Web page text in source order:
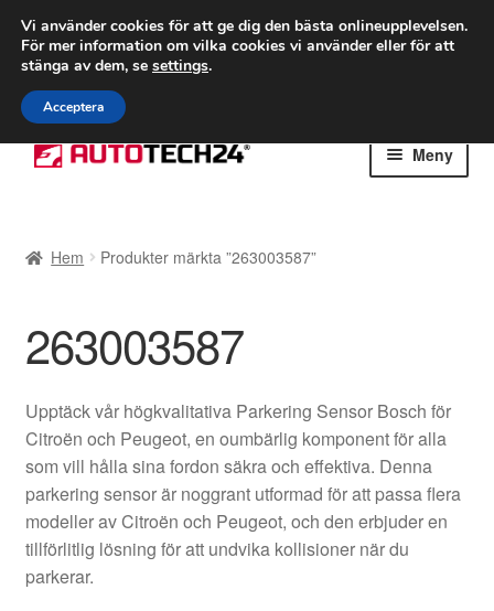
FRAKT från 75 kr
Världsomspännande frakt
Ring 766 924 713
Hoppa
till
Hoppa
till
Meny
Betalningar
Integritetspolicy
Kolla upp
Kontakt
Mitt konto
Hem Produkter märkta ”263003587”
263003587
Upptäck vår högkvalitativa Parkering Sensor Bosch för
Citroën och Peugeot, en oumbärlig komponent för alla
som vill hålla sina fordon säkra och effektiva. Denna
parkering sensor är noggrant utformad för att passa flera
modeller av Citroën och Peugeot, och den erbjuder en
tillförlitlig lösning för att undvika kollisioner när du
parkerar.
Vi använder cookies för att ge dig den bästa onlineupplevelsen.
För mer information om vilka cookies vi använder eller för att
stänga av dem, se settings.
Acceptera